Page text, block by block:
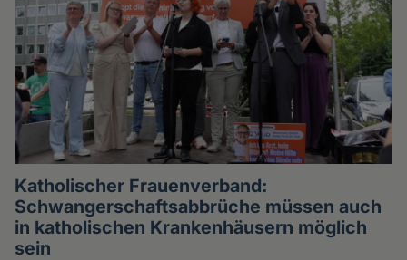
Katholischer Frauenverband:
Schwangerschaftsabbrüche müssen auch
in katholischen Krankenhäusern möglich
sein